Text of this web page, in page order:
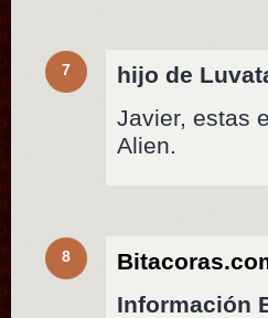
7 hijo de
Javier, estas
Alien.
8
Información